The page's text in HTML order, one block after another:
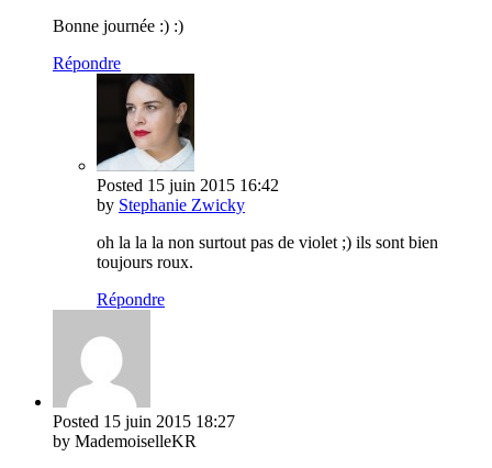
Bonne journée :) :)
Répondre
Posted 15 juin 2015 16:42
by Stephanie Zwicky
oh la la la non surtout pas de violet ;) ils sont bien
toujours roux.
Répondre
Posted 15 juin 2015 18:27
by MademoiselleKR